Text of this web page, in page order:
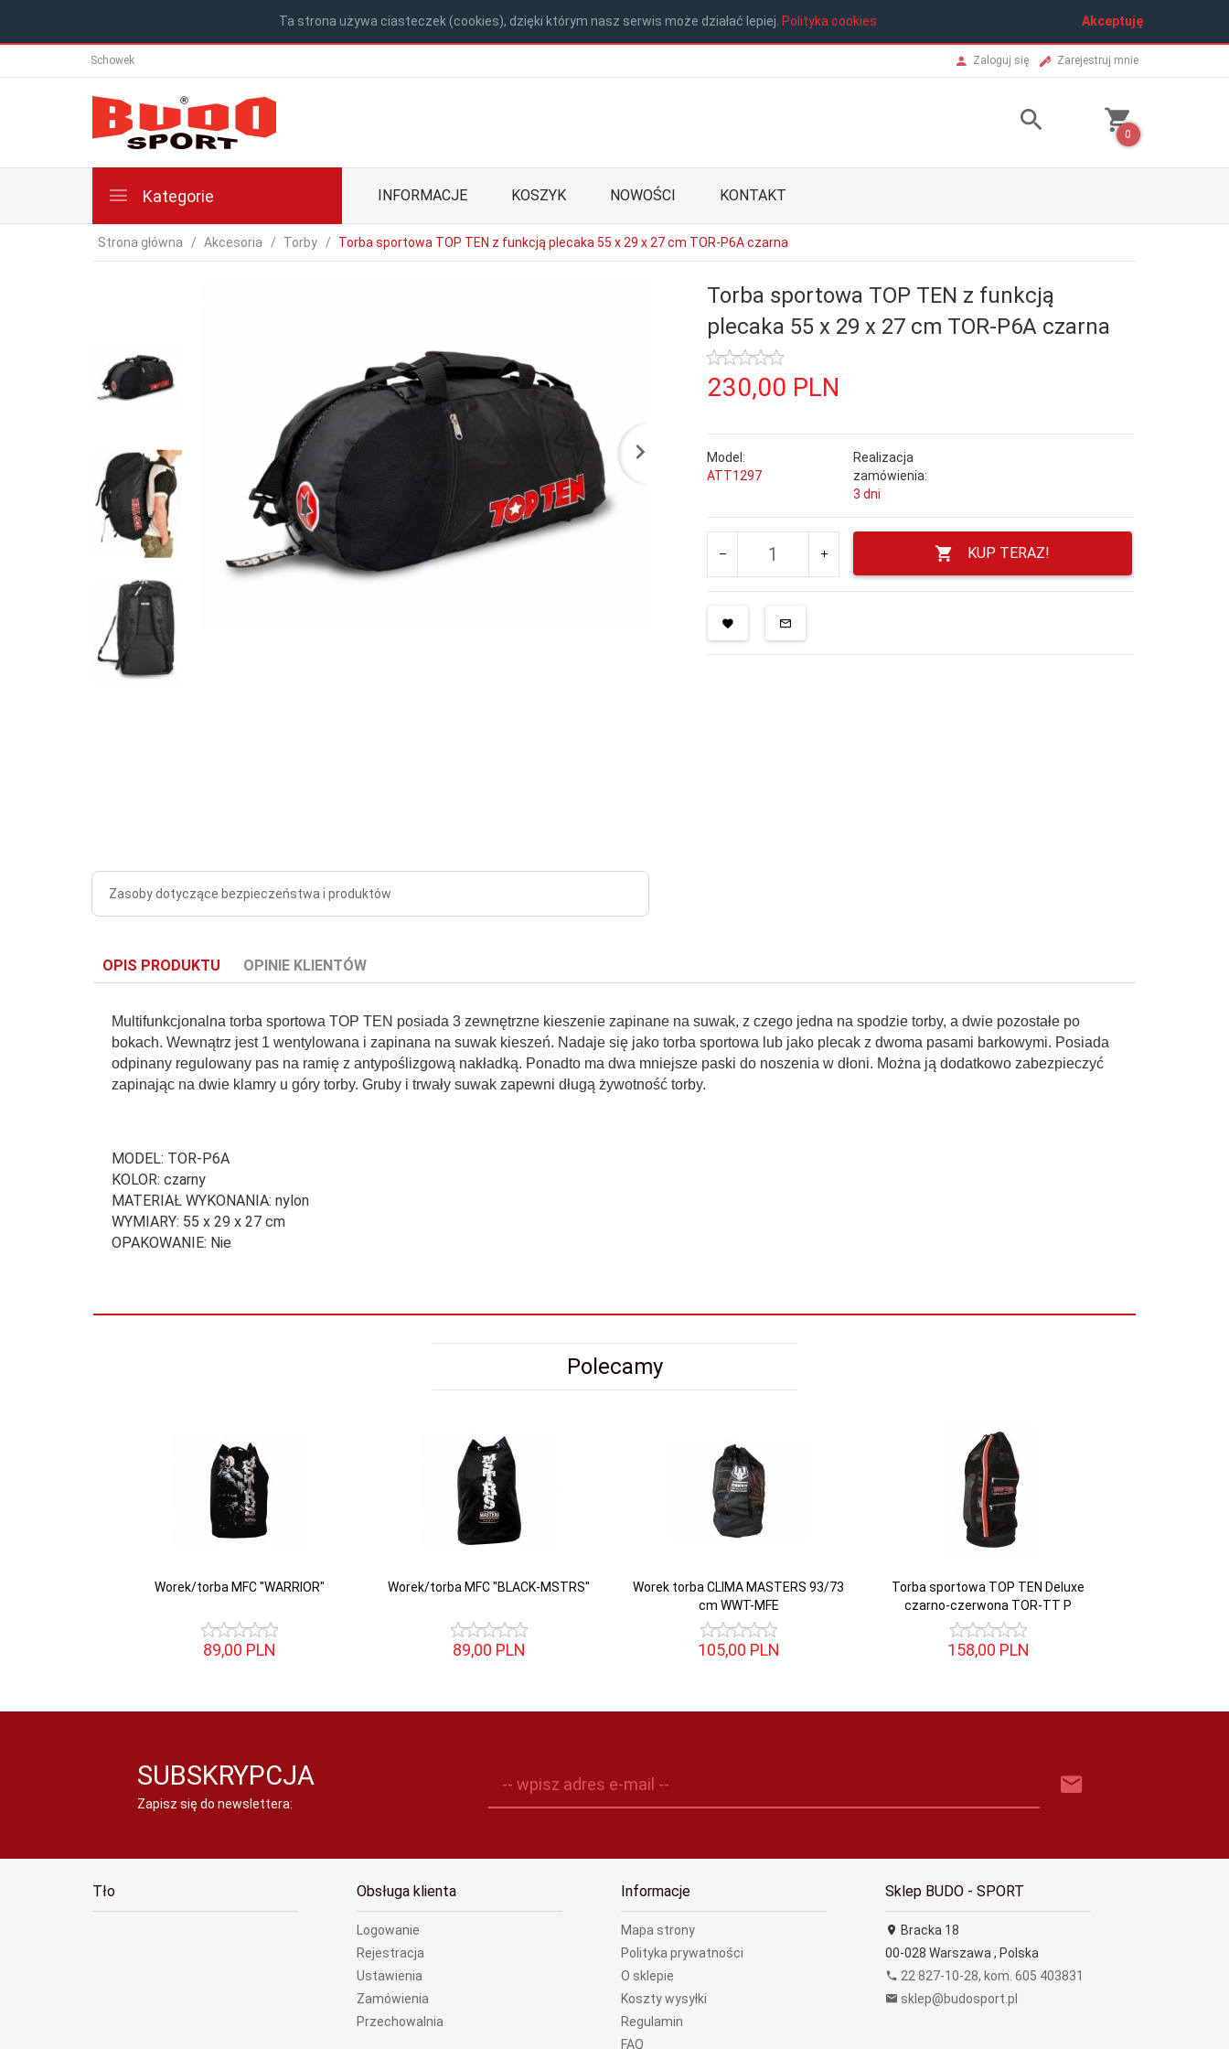
Ta strona używa ciasteczek (cookies), dzięki którym nasz serwis może działać lepiej. Polityka cookies Akceptuję
Schowek Zaloguj się Zarejestruj mnie
0
Kategorie INFORMACJE KOSZYK NOWOŚCI KONTAKT
Strona główna Akcesoria Torby Torba sportowa TOP TEN z funkcją plecaka 55 x 29 x 27 cm TOR-P6A czarna
Zasoby dotyczące bezpieczeństwa i produktów
Torba sportowa TOP TEN z funkcją
plecaka 55 x 29 x 27 cm TOR-P6A czarna
230,00 PLN
Model:
ATT1297
Realizacja
zamówienia:
3 dni
KUP TERAZ!
OPIS PRODUKTU OPINIE KLIENTÓW
Multifunkcjonalna torba sportowa TOP TEN posiada 3 zewnętrzne kieszenie zapinane na suwak, z czego jedna na spodzie torby, a dwie pozostałe po
bokach. Wewnątrz jest 1 wentylowana i zapinana na suwak kieszeń. Nadaje się jako torba sportowa lub jako plecak z dwoma pasami barkowymi. Posiada
odpinany regulowany pas na ramię z antypoślizgową nakładką. Ponadto ma dwa mniejsze paski do noszenia w dłoni. Można ją dodatkowo zabezpieczyć
zapinając na dwie klamry u góry torby. Gruby i trwały suwak zapewni długą żywotność torby.
MODEL: TOR-P6A
KOLOR: czarny
MATERIAŁ WYKONANIA: nylon
WYMIARY: 55 x 29 x 27 cm
OPAKOWANIE: Nie
Polecamy
Worek/torba MFC "WARRIOR"
89,00 PLN
Worek/torba MFC "BLACK-MSTRS"
89,00 PLN
Worek torba CLIMA MASTERS 93/73
cm WWT-MFE
105,00 PLN
Torba sportowa TOP TEN Deluxe
czarno-czerwona TOR-TT P
158,00 PLN
SUBSKRYPCJA
Zapisz się do newslettera:
-- wpisz adres e-mail --
Tło Obsługa klienta
Logowanie
Rejestracja
Ustawienia
Zamówienia
Przechowalnia
Informacje
Mapa strony
Polityka prywatności
O sklepie
Koszty wysyłki
Regulamin
FAQ
Sklep BUDO - SPORT
Bracka 18
00-028 Warszawa , Polska
22 827-10-28, kom. 605 403831
sklep@budosport.pl